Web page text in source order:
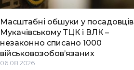
Масштабні обшуки у посадовців
Мукачівському ТЦК і ВЛК –
незаконно списано 1000
військовозобов’язаних
06.08.2026